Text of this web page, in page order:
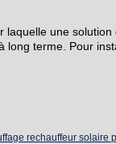
laquelle une solution
long terme. Pour
rechauffeur solaire